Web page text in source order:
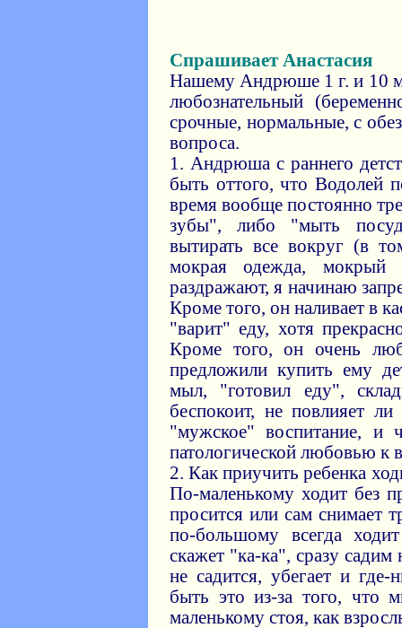
Спрашивает Анастасия
Нашему Андрюше 1 г. и 10
любознательный
срочные, нормальные, с
вопроса.
1. Андрюша с раннего
быть оттого, что Водолей
время вообще постоянно
зубы", либо "мыть
вытирать все вокруг (в
мокрая одежда,
раздражают, я начинаю
Кроме того, он наливает в
"варит" еду, хотя
Кроме того, он очень
предложили купить ему
мыл, "готовил еду",
беспокоит, не повлияет
"мужское" воспитание, и
патологической любовью к
2. Как приучить ребенка
По-маленькому ходит без
просится или сам снимает
по-большому всегда
скажет "ка-ка", сразу
не садится, убегает и
быть это из-за того, что
маленькому стоя, как